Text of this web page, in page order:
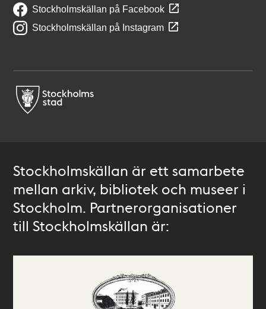
Stockholmskällan på Facebook
Stockholmskällan på Instagram
Stockholmskällan är ett samarbete
mellan arkiv, bibliotek och museer i
Stockholm. Partnerorganisationer
till Stockholmskällan är: